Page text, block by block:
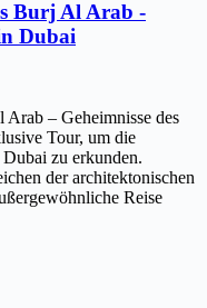
Burj Al Arab -
Dubai
– Geheimnisse des
Tour, um die
zu erkunden.
der architektonischen
Reise